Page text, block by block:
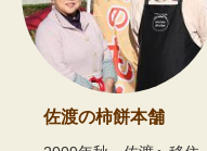
佐渡の柿餅本舗